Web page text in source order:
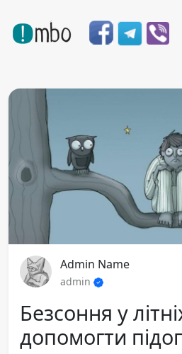
Admin Name
admin
Безсоння у
допомогти